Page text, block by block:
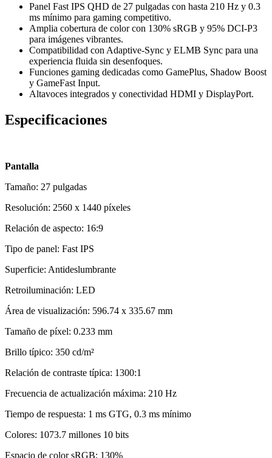
Panel Fast IPS QHD de 27 pulgadas con hasta 210 Hz y 0.3
ms mínimo para gaming competitivo.
Amplia cobertura de color con 130% sRGB y 95% DCI-P3
para imágenes vibrantes.
Compatibilidad con Adaptive-Sync y ELMB Sync para una
experiencia fluida sin desenfoques.
Funciones gaming dedicadas como GamePlus, Shadow Boost
y GameFast Input.
Altavoces integrados y conectividad HDMI y DisplayPort.
Especificaciones
Pantalla
Tamaño: 27 pulgadas
Resolución: 2560 x 1440 píxeles
Relación de aspecto: 16:9
Tipo de panel: Fast IPS
Superficie: Antideslumbrante
Retroiluminación: LED
Área de visualización: 596.74 x 335.67 mm
Tamaño de píxel: 0.233 mm
Brillo típico: 350 cd/m²
Relación de contraste típica: 1300:1
Frecuencia de actualización máxima: 210 Hz
Tiempo de respuesta: 1 ms GTG, 0.3 ms mínimo
Colores: 1073.7 millones 10 bits
Espacio de color sRGB: 130%